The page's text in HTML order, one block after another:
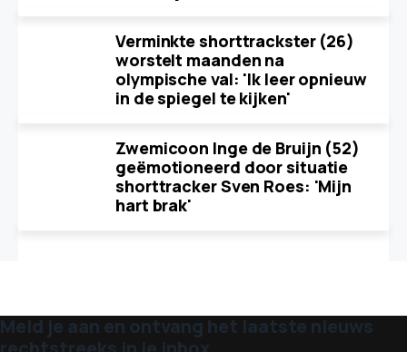
Verminkte shorttrackster (26)
worstelt maanden na
olympische val: 'Ik leer opnieuw
in de spiegel te kijken'
Zwemicoon Inge de Bruijn (52)
geëmotioneerd door situatie
shorttracker Sven Roes: 'Mijn
hart brak'
Meld je aan en ontvang het laatste nieuws